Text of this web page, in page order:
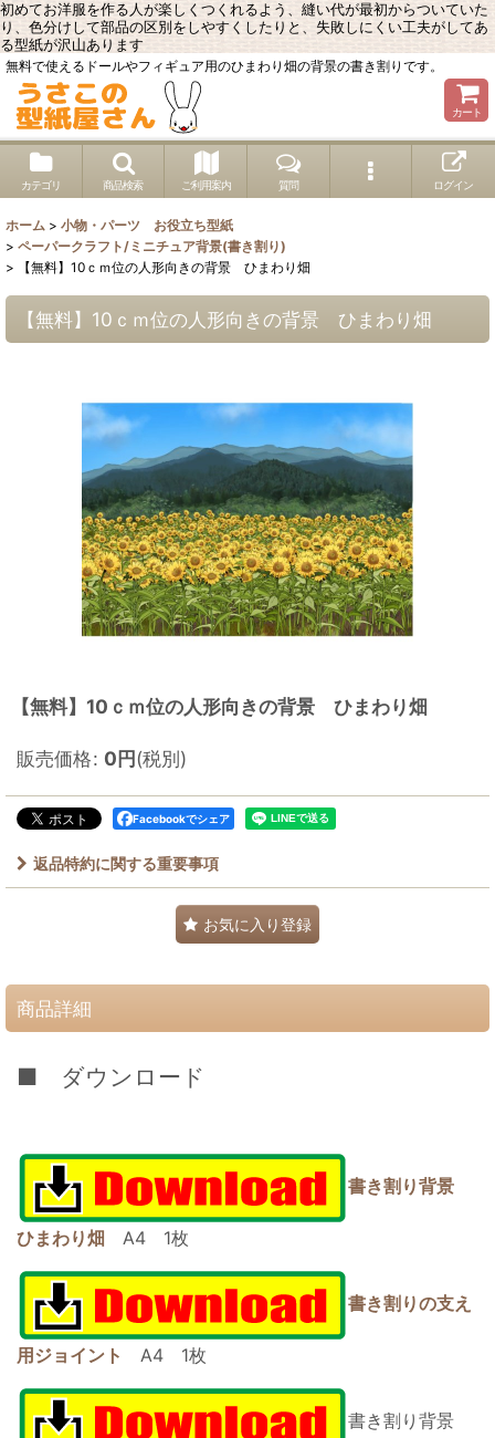
初めてお洋服を作る人が楽しくつくれるよう、縫い代が最初からついていた
り、色分けして部品の区別をしやすくしたりと、失敗しにくい工夫がしてあ
る型紙が沢山あります
無料で使えるドールやフィギュア用のひまわり畑の背景の書き割りです。
カート
カテゴリ 商品検索 ご利用案内 質問 ログイン
ホーム > 小物・パーツ お役立ち型紙
> ペーパークラフト/ミニチュア背景(書き割り)
>
【無料】10ｃｍ位の人形向きの背景 ひまわり畑
【無料】10ｃｍ位の人形向きの背景 ひまわり畑
【無料】10ｃｍ位の人形向きの背景 ひまわり畑
販売価格: 0円(税別)
Facebookでシェア
返品特約に関する重要事項
お気に入り登録
商品詳細
■ ダウンロード
書き割り背景
ひまわり畑 A4 1枚
書き割りの支え
用ジョイント A4 1枚
書き割り背景